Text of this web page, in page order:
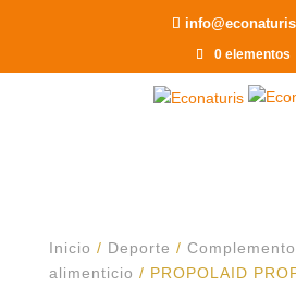
0 elementos
Inicio / Deporte / Complemento
alimenticio / PROPOLAID